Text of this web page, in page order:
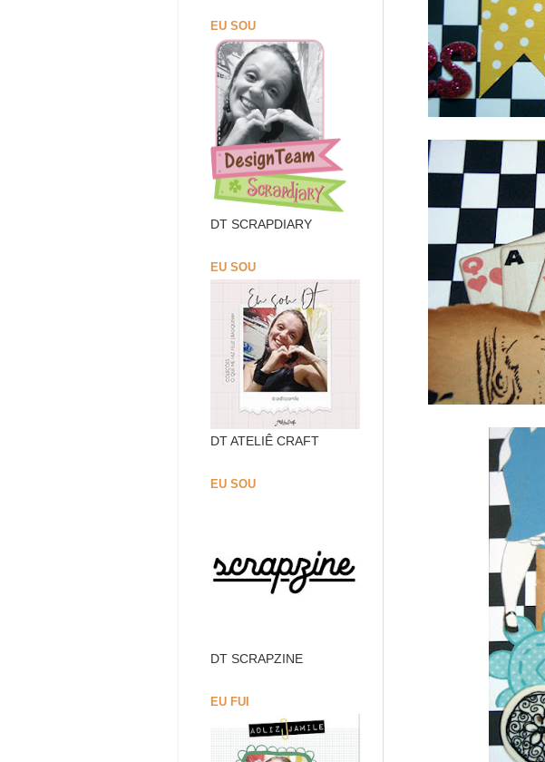
EU SOU
DT SCRAPDIARY
EU SOU
DT ATELIÊ CRAFT
EU SOU
DT SCRAPZINE
EU FUI